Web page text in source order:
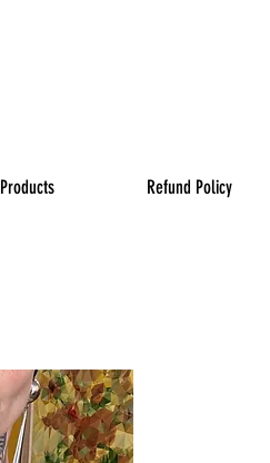
Products Refund Policy